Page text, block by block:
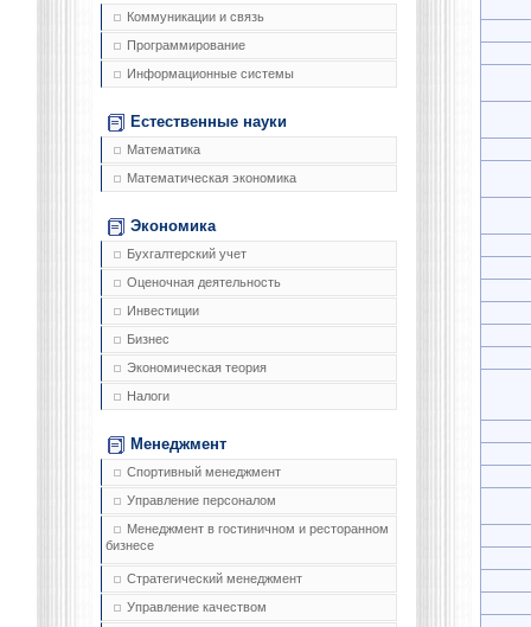
Коммуникации и связь
Программирование
Информационные системы
Естественные науки
Математика
Математическая экономика
Экономика
Бухгалтерский учет
Оценочная деятельность
Инвестиции
Бизнес
Экономическая теория
Налоги
Менеджмент
Спортивный менеджмент
Управление персоналом
Менеджмент в гостиничном и ресторанном
бизнесе
Стратегический менеджмент
Управление качеством